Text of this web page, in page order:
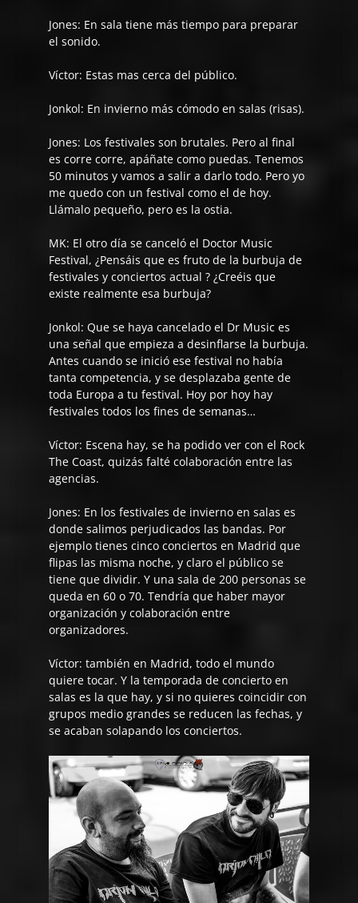
Jones: En sala tiene más tiempo para preparar
el sonido.
Víctor: Estas mas cerca del público.
Jonkol: En invierno más cómodo en salas (risas).
Jones: Los festivales son brutales. Pero al final
es corre corre, apáñate como puedas. Tenemos
50 minutos y vamos a salir a darlo todo. Pero yo
me quedo con un festival como el de hoy.
Llámalo pequeño, pero es la ostia.
MK: El otro día se canceló el Doctor Music
Festival, ¿Pensáis que es fruto de la burbuja de
festivales y conciertos actual ? ¿Creéis que
existe realmente esa burbuja?
Jonkol: Que se haya cancelado el Dr Music es
una señal que empieza a desinflarse la burbuja.
Antes cuando se inició ese festival no había
tanta competencia, y se desplazaba gente de
toda Europa a tu festival. Hoy por hoy hay
festivales todos los fines de semanas…
Víctor: Escena hay, se ha podido ver con el Rock
The Coast, quizás falté colaboración entre las
agencias.
Jones: En los festivales de invierno en salas es
donde salimos perjudicados las bandas. Por
ejemplo tienes cinco conciertos en Madrid que
flipas las misma noche, y claro el público se
tiene que dividir. Y una sala de 200 personas se
queda en 60 o 70. Tendría que haber mayor
organización y colaboración entre
organizadores.
Víctor: también en Madrid, todo el mundo
quiere tocar. Y la temporada de concierto en
salas es la que hay, y si no quieres coincidir con
grupos medio grandes se reducen las fechas, y
se acaban solapando los conciertos.